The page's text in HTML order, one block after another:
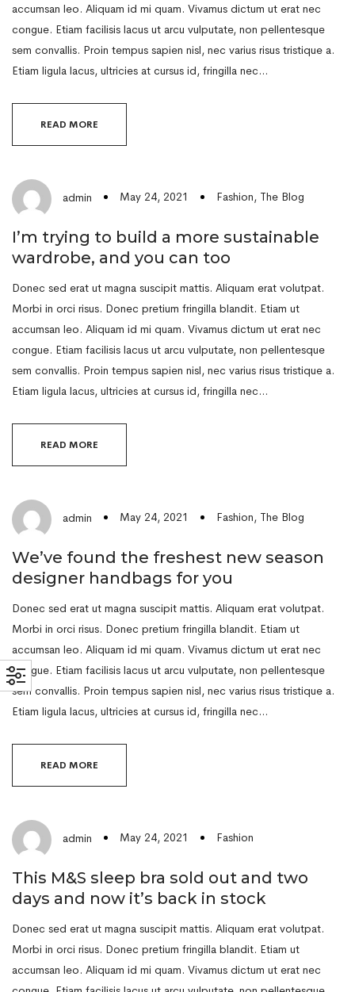
accumsan leo. Aliquam id mi quam. Vivamus dictum ut erat nec
congue. Etiam facilisis lacus ut arcu vulputate, non pellentesque
sem convallis. Proin tempus sapien nisl, nec varius risus tristique a.
Etiam ligula lacus, ultricies at cursus id, fringilla nec…
READ MORE
admin May 24, 2021 Fashion, The Blog
I’m trying to build a more sustainable
wardrobe, and you can too
Donec sed erat ut magna suscipit mattis. Aliquam erat volutpat.
Morbi in orci risus. Donec pretium fringilla blandit. Etiam ut
accumsan leo. Aliquam id mi quam. Vivamus dictum ut erat nec
congue. Etiam facilisis lacus ut arcu vulputate, non pellentesque
sem convallis. Proin tempus sapien nisl, nec varius risus tristique a.
Etiam ligula lacus, ultricies at cursus id, fringilla nec…
READ MORE
admin May 24, 2021 Fashion, The Blog
We’ve found the freshest new season
designer handbags for you
Donec sed erat ut magna suscipit mattis. Aliquam erat volutpat.
Morbi in orci risus. Donec pretium fringilla blandit. Etiam ut
accumsan leo. Aliquam id mi quam. Vivamus dictum ut erat nec
congue. Etiam facilisis lacus ut arcu vulputate, non pellentesque
sem convallis. Proin tempus sapien nisl, nec varius risus tristique a.
Etiam ligula lacus, ultricies at cursus id, fringilla nec…
READ MORE
admin May 24, 2021 Fashion
This M&S sleep bra sold out and two
days and now it’s back in stock
Donec sed erat ut magna suscipit mattis. Aliquam erat volutpat.
Morbi in orci risus. Donec pretium fringilla blandit. Etiam ut
accumsan leo. Aliquam id mi quam. Vivamus dictum ut erat nec